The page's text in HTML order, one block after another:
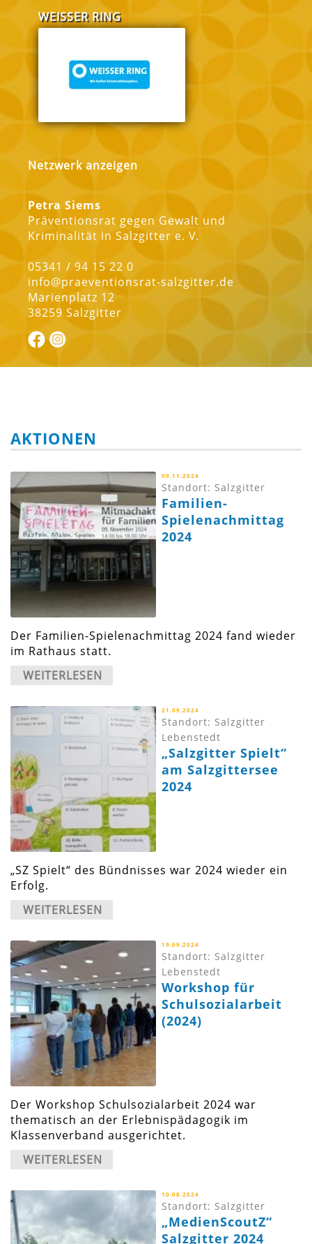
WEISSER RING FABI
Netzwerk anzeigen
Petra Siems
Präventionsrat gegen Gewalt und
Kriminalität in Salzgitter e. V.
05341 / 94 15 22 0
info@praeventionsrat-salzgitter.de
Marienplatz 12
38259 Salzgitter
AKTIONEN
09.11.2024
Standort: Salzgitter
Familien-
Spielenachmittag
2024
Der Familien-Spielenachmittag 2024 fand wieder
im Rathaus statt.
WEITERLESEN
21.09.2024
Standort: Salzgitter
Lebenstedt
„Salzgitter Spielt“
am Salzgittersee
2024
„SZ Spielt“ des Bündnisses war 2024 wieder ein
Erfolg.
WEITERLESEN
19.09.2024
Standort: Salzgitter
Lebenstedt
Workshop für
Schulsozialarbeit
(2024)
Der Workshop Schulsozialarbeit 2024 war
thematisch an der Erlebnispädagogik im
Klassenverband ausgerichtet.
WEITERLESEN
10.08.2024
Standort: Salzgitter
„MedienScoutZ“
Salzgitter 2024